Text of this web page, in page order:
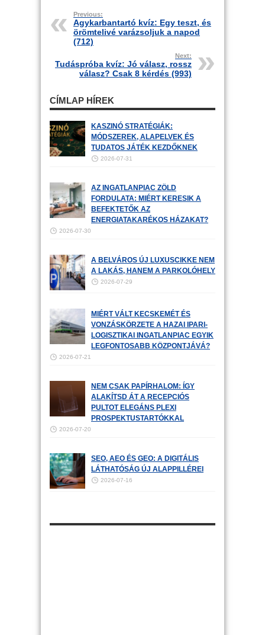
Previous:
Agykarbantartó kvíz: Egy teszt, és
örömtelivé varázsoljuk a napod
(712)
Next:
Tudáspróba kvíz: Jó válasz, rossz
válasz? Csak 8 kérdés (993)
CÍMLAP HÍREK
KASZINÓ STRATÉGIÁK:
MÓDSZEREK, ALAPELVEK ÉS
TUDATOS JÁTÉK KEZDŐKNEK
2026-07-31
AZ INGATLANPIAC ZÖLD
FORDULATA: MIÉRT KERESIK A
BEFEKTETŐK AZ
ENERGIATAKARÉKOS HÁZAKAT?
2026-07-30
A BELVÁROS ÚJ LUXUSCIKKE NEM
A LAKÁS, HANEM A PARKOLÓHELY
2026-07-29
MIÉRT VÁLT KECSKEMÉT ÉS
VONZÁSKÖRZETE A HAZAI IPARI-
LOGISZTIKAI INGATLANPIAC EGYIK
LEGFONTOSABB KÖZPONTJÁVÁ?
2026-07-21
NEM CSAK PAPÍRHALOM: ÍGY
ALAKÍTSD ÁT A RECEPCIÓS
PULTOT ELEGÁNS PLEXI
PROSPEKTUSTARTÓKKAL
2026-07-20
SEO, AEO ÉS GEO: A DIGITÁLIS
LÁTHATÓSÁG ÚJ ALAPPILLÉREI
2026-07-16